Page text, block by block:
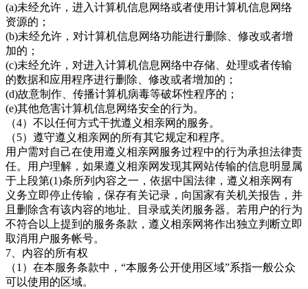
(a)未经允许，进入计算机信息网络或者使用计算机信息网络
资源的；
(b)未经允许，对计算机信息网络功能进行删除、修改或者增
加的；
(c)未经允许，对进入计算机信息网络中存储、处理或者传输
的数据和应用程序进行删除、修改或者增加的；
(d)故意制作、传播计算机病毒等破坏性程序的；
(e)其他危害计算机信息网络安全的行为。
（4）不以任何方式干扰遵义相亲网的服务。
（5）遵守遵义相亲网的所有其它规定和程序。
用户需对自己在使用遵义相亲网服务过程中的行为承担法律责
任。用户理解，如果遵义相亲网发现其网站传输的信息明显属
于上段第(1)条所列内容之一，依据中国法律， 遵义相亲网有
义务立即停止传输，保存有关记录，向国家有关机关报告，并
且删除含有该内容的地址、目录或关闭服务器。若用户的行为
不符合以上提到的服务条款，遵义相亲网将作出独立判断立即
取消用户服务帐号。
7、内容的所有权
（1）在本服务条款中，“本服务公开使用区域”系指一般公众
可以使用的区域。